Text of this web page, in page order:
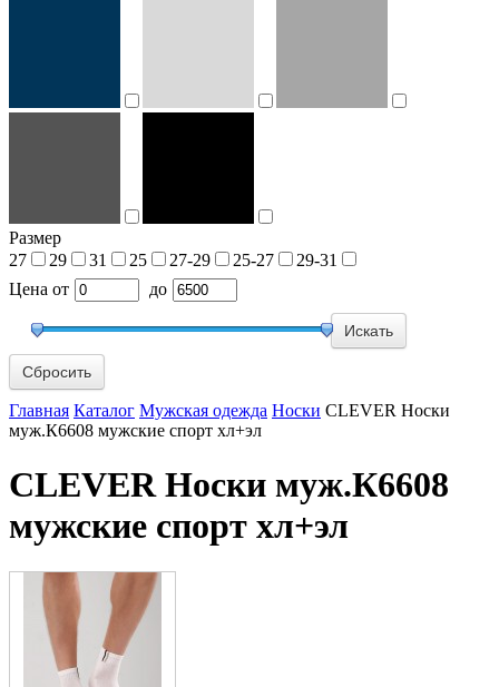
Размер
27
29 31 25 27-29 25-27
29-31
Цена от до
Сбросить
Главная Каталог Мужская одежда Носки CLEVER Носки
муж.К6608 мужские спорт хл+эл
CLEVER Носки муж.К6608
мужские спорт хл+эл